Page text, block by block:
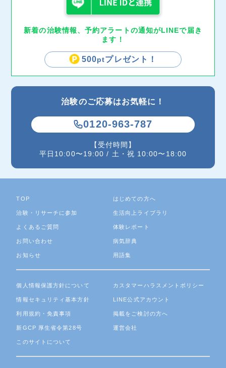
新着の治験情報、予約アラートの通知がLINEで届き
ます！
500ptプレゼント！
治験のご応募はお気軽に！
0120-963-787
【受付時間】
平日10:00〜19:00 / 土・祝 10:00〜18:00
TOP
治験・リサーチに参加
よくあるご質問
お問い合わせ
お知らせ
はじめての方へ
生活向上ライブラリ
体験レポート
病気辞典
用語集
個人情報保護方針について
情報セキュリティ基本方針
利用規約・免責事項
新GCP 厚生省令第28号
このサイトについて
カスタマーハラスメントポリシー
LINE公式アカウント
掲載をご検討の方へ
運営会社